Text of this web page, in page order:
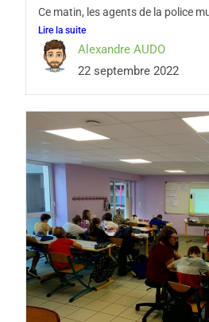
Ce matin, les agents de la police
Lire la suite
Alexandre AUDO
22 septembre 2022